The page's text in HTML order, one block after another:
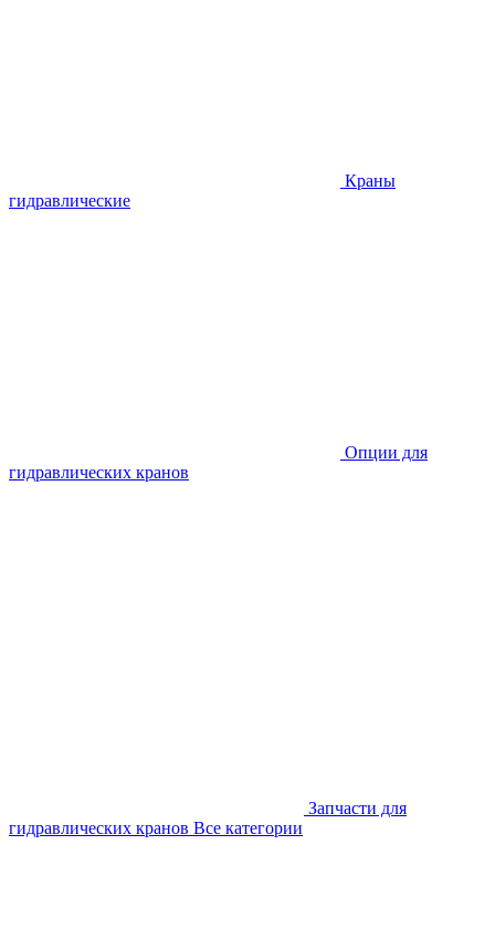
Краны
гидравлические
Опции для
гидравлических кранов
Запчасти для
гидравлических кранов Все категории